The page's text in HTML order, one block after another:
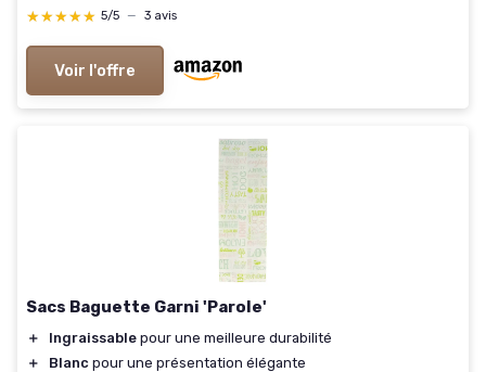
★★★★★
★★★★★ 5/5 — 3 avis
Voir l'offre
Sacs Baguette Garni 'Parole'
＋ Ingraissable pour une meilleure durabilité
＋
Blanc pour une présentation élégante